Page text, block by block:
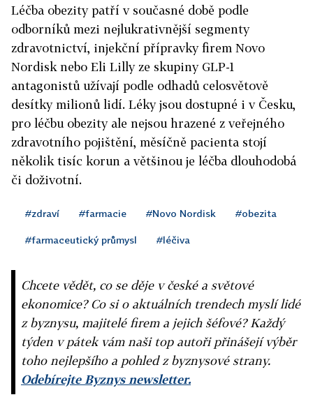
Léčba obezity patří v současné době podle
odborníků mezi nejlukrativnější segmenty
zdravotnictví, injekční přípravky firem Novo
Nordisk nebo Eli Lilly ze skupiny GLP-1
antagonistů užívají podle odhadů celosvětově
desítky milionů lidí. Léky jsou dostupné i v Česku,
pro léčbu obezity ale nejsou hrazené z veřejného
zdravotního pojištění, měsíčně pacienta stojí
několik tisíc korun a většinou je léčba dlouhodobá
či doživotní.
#zdraví #farmacie #Novo Nordisk #obezita
#farmaceutický průmysl #léčiva
Chcete vědět, co se děje v české a světové
ekonomice? Co si o aktuálních trendech myslí lidé
z byznysu, majitelé firem a jejich šéfové? Každý
týden v pátek vám naši top autoři přinášejí výběr
toho nejlepšího a pohled z byznysové strany.
Odebírejte Byznys newsletter.